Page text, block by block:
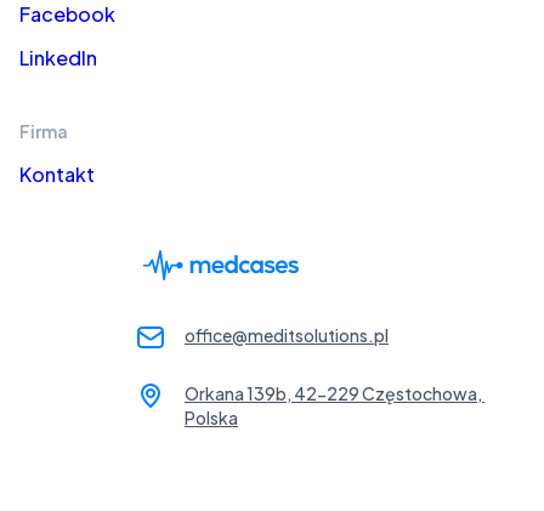
Facebook
LinkedIn
Firma
Kontakt
office@meditsolutions.pl
Orkana 139b, 42-229 Częstochowa,
Polska